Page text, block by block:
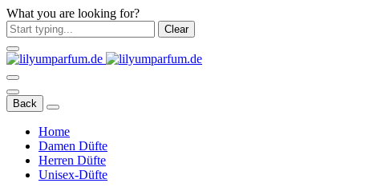
What you are looking for?
Clear
Back
Home
Damen Düfte
Herren Düfte
Unisex-Düfte